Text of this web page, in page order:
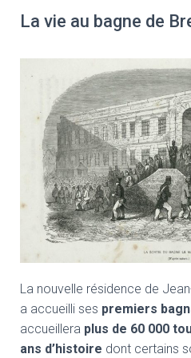
La vie au bagne de
La nouvelle résidence de
a accueilli ses premiers
accueillera plus de 60 000
ans d’histoire dont certains